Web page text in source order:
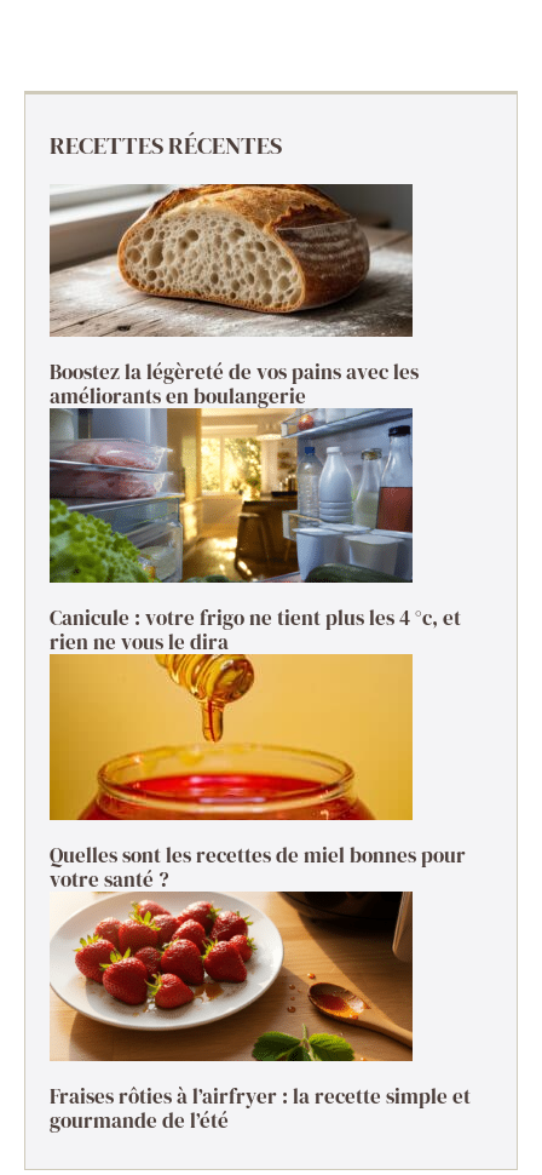
RECETTES RÉCENTES
Boostez la légèreté de vos pains avec les
améliorants en boulangerie
Canicule : votre frigo ne tient plus les 4 °c, et
rien ne vous le dira
Quelles sont les recettes de miel bonnes pour
votre santé ?
Fraises rôties à l’airfryer : la recette simple et
gourmande de l’été